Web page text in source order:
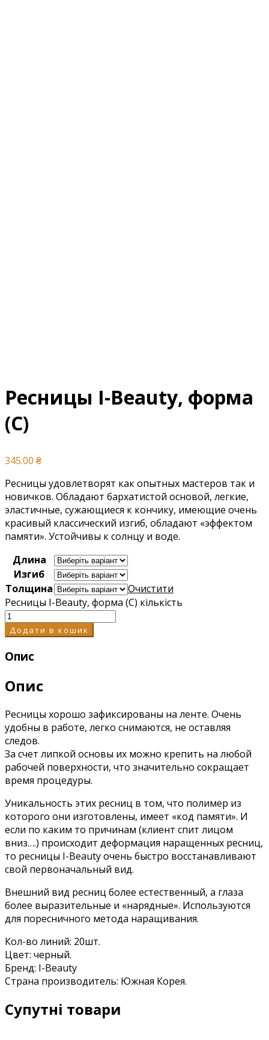
Ресницы I-Beauty, форма
(С)
345.00 ₴
Ресницы удовлетворят как опытных мастеров так и
новичков. Обладают бархатистой основой, легкие,
эластичные, сужающиеся к кончику, имеющие очень
красивый классический изгиб, обладают «эффектом
памяти». Устойчивы к солнцу и воде.
Длина
Изгиб
Толщина
Очистити
Ресницы I-Beauty, форма (С) кількість
Додати в кошик
Опис
Опис
Ресницы хорошо зафиксированы на ленте. Очень
удобны в работе, легко снимаются, не оставляя
следов.
За счет липкой основы их можно крепить на любой
рабочей поверхности, что значительно сокращает
время процедуры.
Уникальность этих ресниц в том, что полимер из
которого они изготовлены, имеет «код памяти». И
если по каким то причинам (клиент спит лицом
вниз….) происходит деформация наращенных ресниц,
то ресницы I-Beauty очень быстро восстанавливают
свой первоначальный вид.
Внешний вид ресниц более естественный, а глаза
более выразительные и «нарядные». Используются
для поресничного метода наращивания.
Кол-во линий: 20шт.
Цвет: черный.
Бренд: I-Beauty
Страна производитель: Южная Корея.
Супутні товари